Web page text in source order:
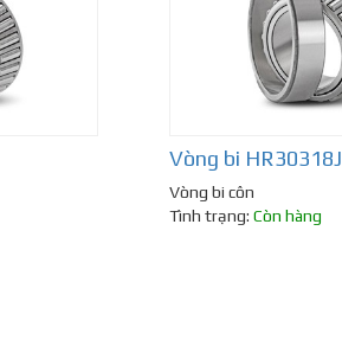
Vòng bi HR30318J
Vòng bi côn
Tình trạng: Còn hàng